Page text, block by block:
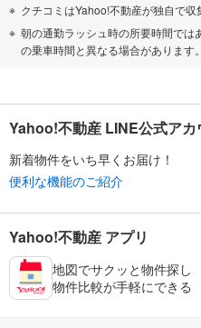
クチコミはYahoo!不動産が独自で収
朝の通勤ラッシュ時の所要時間で
の乗車時間と異なる場合があります。
Yahoo!不動産 LINE公式アカ
新着物件をいち早くお届け！
便利な機能のご紹介
Yahoo!不動産 アプリ
地図でサクッと物件探し
物件比較が手軽にできる